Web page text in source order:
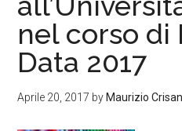
nel corso di
Data 2017
Aprile 20, 2017 by Maurizio